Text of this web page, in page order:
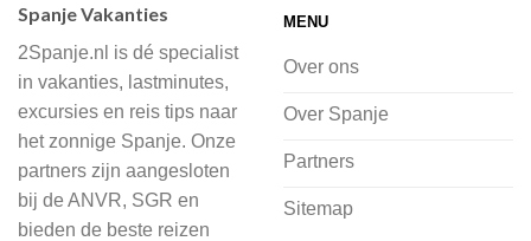
of je nu wilt relaxen op het strand,
cultuur wilt ontdekken of avontuur zoekt
in de natuur.
Bij 2Spanje.nl begint de voorpret al
voordat je het vliegtuig instapt, door
inspiratie op te doen over dit zonnige
Spanje Vakanties
2Spanje.nl is dé specialist
in vakanties, lastminutes,
excursies en reis tips naar
het zonnige Spanje. Onze
partners zijn aangesloten
bij de ANVR, SGR en
bieden de beste reizen
MENU
Over ons
Over Spanje
Partners
Sitemap